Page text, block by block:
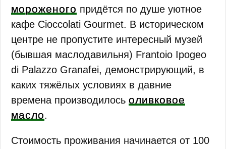
мороженого придётся по душе уютное
кафе Cioccolati Gourmet. В историческом
центре не пропустите интересный музей
(бывшая маслодавильня) Frantoio Ipogeo
di Palazzo Granafei, демонстрирующий, в
каких тяжёлых условиях в давние
времена производилосьоливковое
масло.
Стоимость проживания начинается от 100